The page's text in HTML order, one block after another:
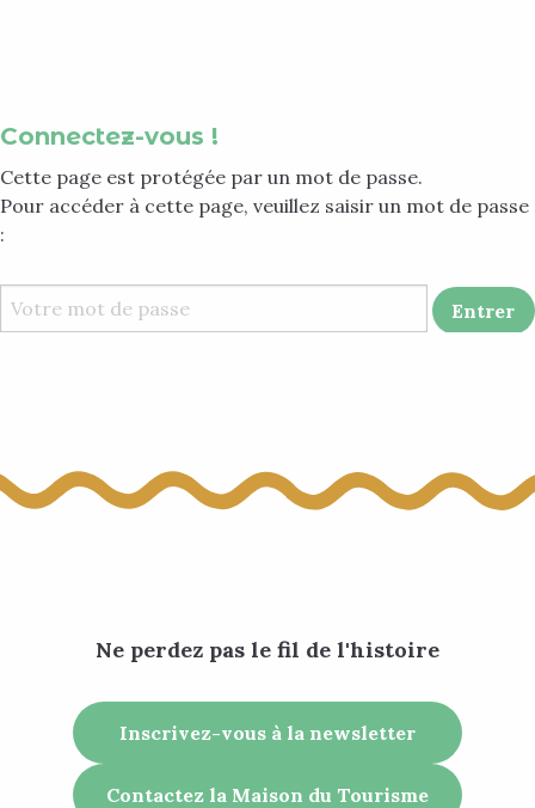
Connectez-vous !
Cette page est protégée par un mot de passe.
Pour accéder à cette page, veuillez saisir un mot de passe
:
Ne perdez pas le fil de l'histoire
Inscrivez-vous à la newsletter
Contactez la Maison du Tourisme